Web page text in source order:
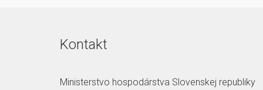
Kontakt
Ministerstvo hospodárstva Slovenskej republiky